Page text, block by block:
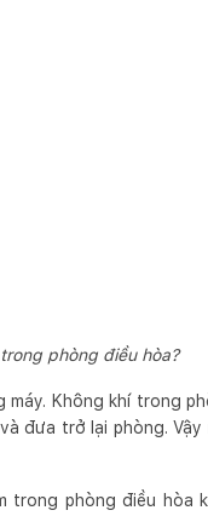
phòng điều hòa?
máy. Không khí trong
đưa trở lại phòng.
phòng điều hòa